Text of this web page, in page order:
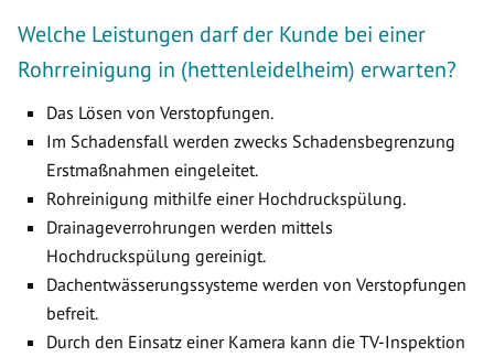
Welche Leistungen darf der Kunde bei einer
Rohrreinigung in (hettenleidelheim) erwarten?
Das Lösen von Verstopfungen.
Im Schadensfall werden zwecks Schadensbegrenzung
Erstmaßnahmen eingeleitet.
Rohreinigung mithilfe einer Hochdruckspülung.
Drainageverrohrungen werden mittels
Hochdruckspülung gereinigt.
Dachentwässerungssysteme werden von Verstopfungen
befreit.
Durch den Einsatz einer Kamera kann die TV-Inspektion